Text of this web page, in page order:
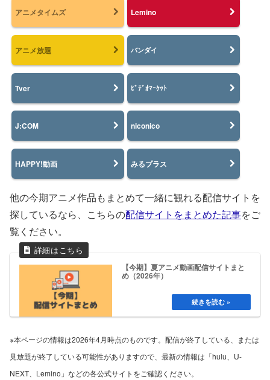
アニメタイムズ Lemino
アニメ放題 バンダイ
Tver ﾋﾞﾃﾞｵﾏｰｹｯﾄ
J:COM niconico
HAPPY!動画 みるプラス
他の今期アニメ作品もまとめて一緒に観れる配信サイトを
探しているなら、こちらの配信サイトをまとめた記事をご
覧ください。
【今期】夏アニメ動画配信サイトまと
め（2026年）
※本ページの情報は2026年4月時点のものです。配信が終了している、または
見放題が終了している可能性がありますので、最新の情報は「hulu、U-
NEXT、Lemino」などの各公式サイトをご確認ください。